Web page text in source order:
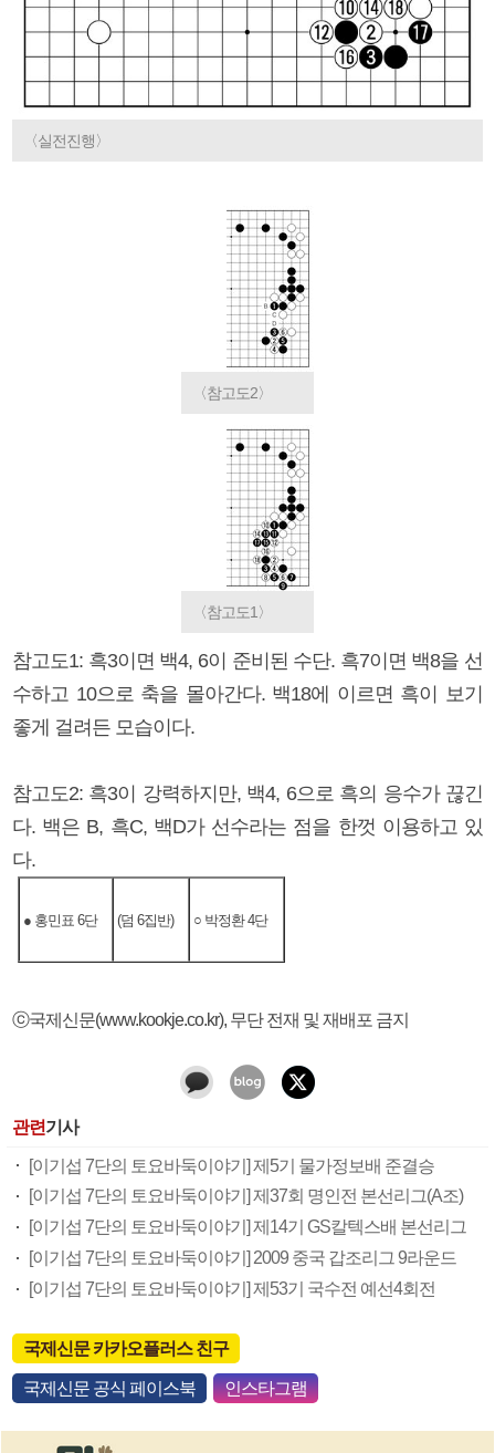
〈실전진행〉
〈참고도2〉
〈참고도1〉
참고도1: 흑3이면 백4, 6이 준비된 수단. 흑7이면 백8을 선
수하고 10으로 축을 몰아간다. 백18에 이르면 흑이 보기
좋게 걸려든 모습이다.
참고도2: 흑3이 강력하지만, 백4, 6으로 흑의 응수가 끊긴
다. 백은 B, 흑C, 백D가 선수라는 점을 한껏 이용하고 있
다.
● 홍민표 6단 (덤 6집반) ○ 박정환 4단
ⓒ국제신문(www.kookje.co.kr), 무단 전재 및 재배포 금지
관련기사
[이기섭 7단의 토요바둑이야기] 제5기 물가정보배 준결승
[이기섭 7단의 토요바둑이야기] 제37회 명인전 본선리그(A조)
[이기섭 7단의 토요바둑이야기] 제14기 GS칼텍스배 본선리그
[이기섭 7단의 토요바둑이야기] 2009 중국 갑조리그 9라운드
[이기섭 7단의 토요바둑이야기] 제53기 국수전 예선4회전
국제신문 카카오플러스 친구
국제신문 공식 페이스북 인스타그램